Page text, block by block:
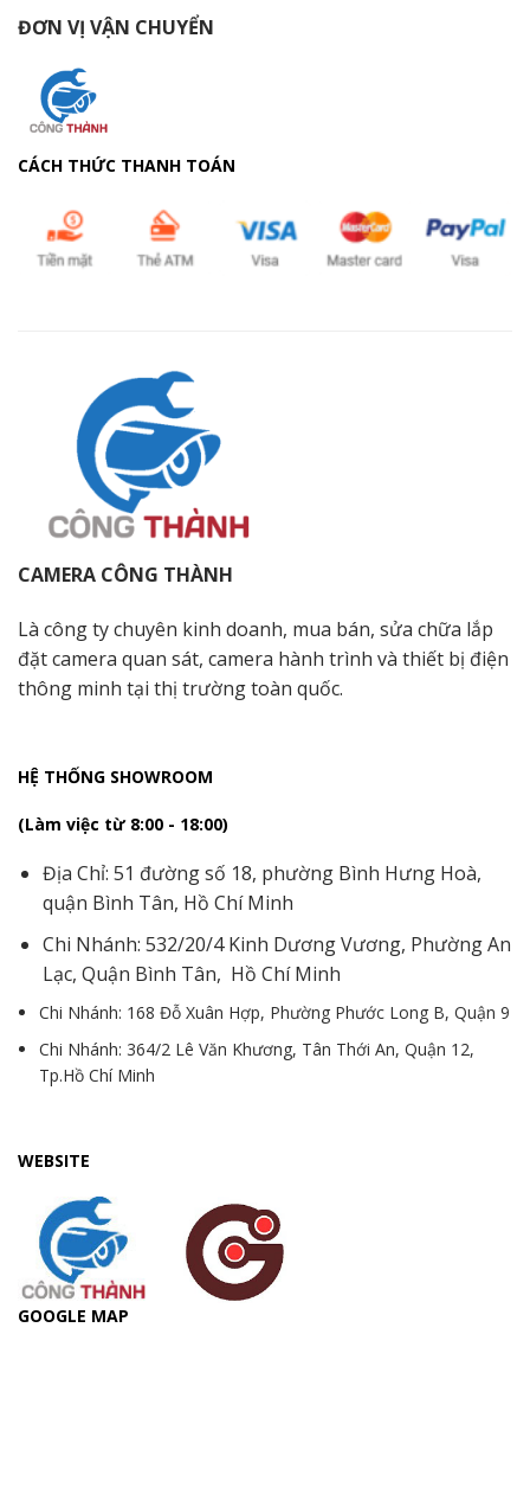
ĐƠN VỊ VẬN CHUYỂN
CÁCH THỨC THANH TOÁN
CAMERA CÔNG THÀNH
Là công ty chuyên kinh doanh, mua bán, sửa chữa lắp
đặt camera quan sát, camera hành trình và thiết bị điện
thông minh tại thị trường toàn quốc.
HỆ THỐNG SHOWROOM
(Làm việc từ 8:00 - 18:00)
Địa Chỉ: 51 đường số 18, phường Bình Hưng Hoà,
quận Bình Tân, Hồ Chí Minh
Chi Nhánh: 532/20/4 Kinh Dương Vương, Phường An
Lạc, Quận Bình Tân, Hồ Chí Minh
Chi Nhánh: 168 Đỗ Xuân Hợp, Phường Phước Long B, Quận 9
Chi Nhánh: 364/2 Lê Văn Khương, Tân Thới An, Quận 12,
Tp.Hồ Chí Minh
WEBSITE
GOOGLE MAP